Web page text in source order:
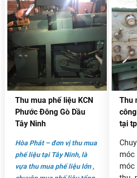
được nhu cầu cần giải
quyết số phế liệu ra đời
trong quá trình sản xuất đó,
dịch vụthu mua phế liệu
KCN Long Thànhcủa công
ty Hòa Phát đã ra đời, cung
cấp những tiện ích cho
Thu mua phế liệu KCN
Phước Đông Gò Dầu
Tây Ninh
Hòa Phát – đơn vị thu mua
phế liệu tại Tây Ninh, là
vựa thu mua phế liệu lớn ,
Thu
tại